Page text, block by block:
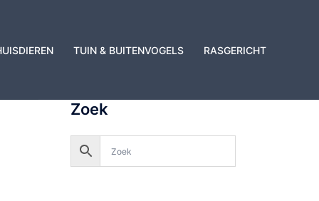
TUIN & BUITENVOGELS RASGERICHT
Zoek